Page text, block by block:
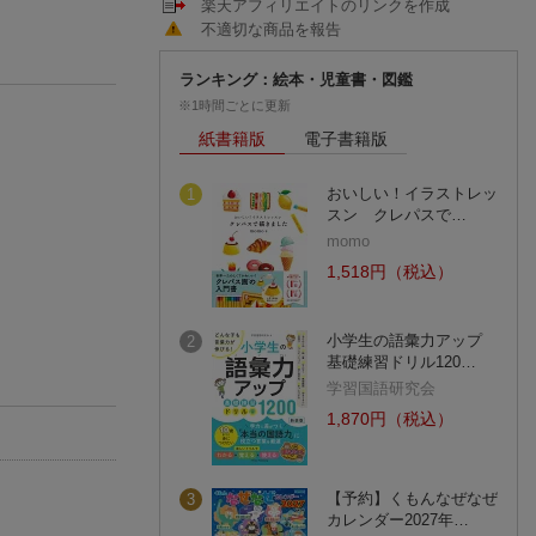
楽天アフィリエイトのリンクを作成
不適切な商品を報告
ランキング：絵本・児童書・図鑑
※1時間ごとに更新
紙書籍版 電子書籍版
1
おいしい！イラストレッ
スン クレパスで…
momo
1,518円（税込）
2
小学生の語彙力アップ
基礎練習ドリル120…
学習国語研究会
1,870円（税込）
3
【予約】くもんなぜなぜ
カレンダー2027年…